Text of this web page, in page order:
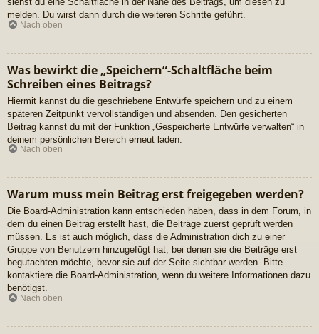
melden. Du wirst dann durch die weiteren Schritte geführt.
Nach oben
Was bewirkt die „Speichern“-Schaltfläche beim
Schreiben eines Beitrags?
Hiermit kannst du die geschriebene Entwürfe speichern und zu einem
späteren Zeitpunkt vervollständigen und absenden. Den gesicherten
Beitrag kannst du mit der Funktion „Gespeicherte Entwürfe verwalten“ in
deinem persönlichen Bereich erneut laden.
Nach oben
Warum muss mein Beitrag erst freigegeben werden?
Die Board-Administration kann entschieden haben, dass in dem Forum, in
dem du einen Beitrag erstellt hast, die Beiträge zuerst geprüft werden
müssen. Es ist auch möglich, dass die Administration dich zu einer
Gruppe von Benutzern hinzugefügt hat, bei denen sie die Beiträge erst
begutachten möchte, bevor sie auf der Seite sichtbar werden. Bitte
kontaktiere die Board-Administration, wenn du weitere Informationen dazu
benötigst.
Nach oben